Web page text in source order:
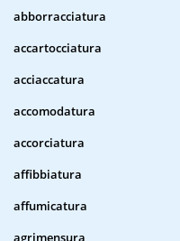
abborracciatura
accartocciatura
acciaccatura
accomodatura
accorciatura
affibbiatura
affumicatura
agrimensura